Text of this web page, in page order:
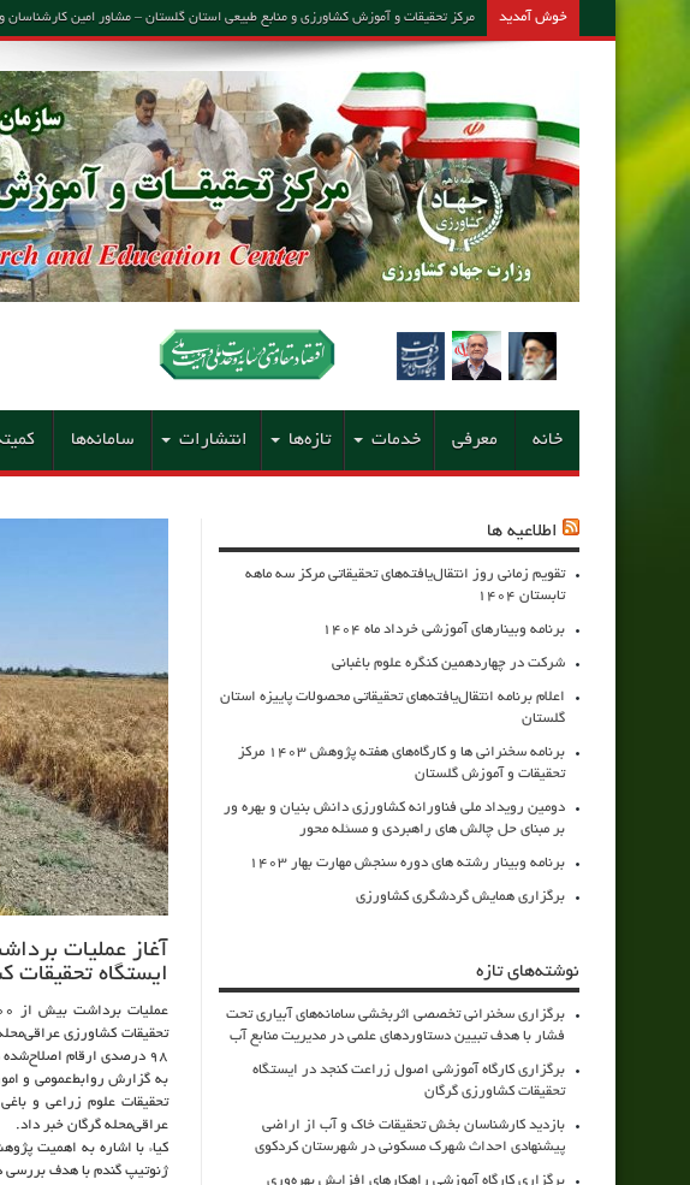
خوش آمدید مرکز تحقیقات و آموزش کشاورزی و منابع طبیعی استان گلستان – مشاور امین کارشناسان و بهره برداران – ***سال
خانه معرفی خدمات تازه‌ها انتشارات سامانه‌ها
ایستگاه تحقیقات
تحقیقات کشاورزی
۹۸ درصدی ارقام اصلاح‌شده در مزارع گلستان و تقویت تولید پایدار گندم کشور ایفا می‌کند.
به گزارش روابط‌عمومی و
تحقیقات علوم زراعی و
عراقی‌محله گرگان خبر داد.
ژنوتیپ گندم با هدف بررسی
اطلاعیه ها
تقویم زمانی روز انتقال‌یافته‌های تحقیقاتی مرکز سه ماهه
تابستان 1404
برنامه وبینارهای آموزشی خرداد ماه 1404
شرکت در چهاردهمین کنگره علوم باغبانی
اعلام برنامه انتقال‌یافته‌های تحقیقاتی محصولات پاییزه استان
گلستان
برنامه سخنرانی ها و کارگاه‌های هفته پژوهش 1403 مرکز
تحقیقات و آموزش گلستان
دومین رویداد ملی فناورانه کشاورزی دانش بنیان و بهره ور
بر مبنای حل چالش های راهبردی و مسئله محور
برنامه وبینار رشته های دوره سنجش مهارت بهار 1403
برگزاری همایش گردشگری کشاورزی
نوشته‌های تازه
برگزاری سخنرانی تخصصی اثربخشی سامانه‌های آبیاری تحت
فشار با هدف تبیین دستاوردهای علمی در مدیریت منابع آب
برگزاری کارگاه آموزشی اصول زراعت کنجد در ایستگاه
تحقیقات کشاورزی گرگان
بازدید کارشناسان بخش تحقیقات خاک و آب از اراضی
پیشنهادی احداث شهرک مسکونی در شهرستان کردکوی
برگزاری کارگاه آموزشی راهکارهای افزایش بهره‌وری